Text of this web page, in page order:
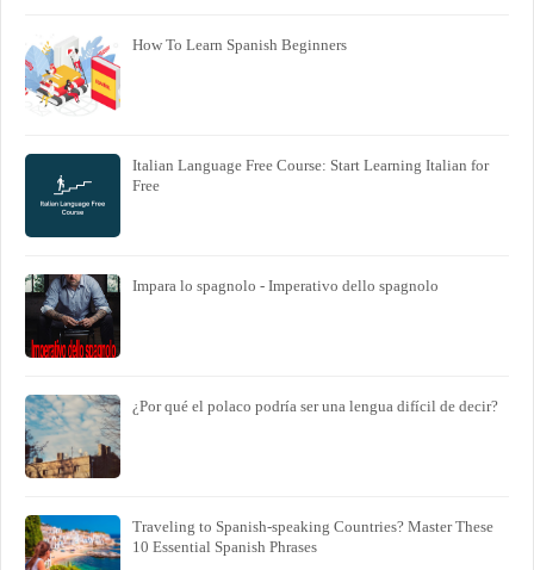
How To Learn Spanish Beginners
Italian Language Free Course: Start Learning Italian for
Free
Impara lo spagnolo - Imperativo dello spagnolo
¿Por qué el polaco podría ser una lengua difícil de decir?
Traveling to Spanish-speaking Countries? Master These
10 Essential Spanish Phrases